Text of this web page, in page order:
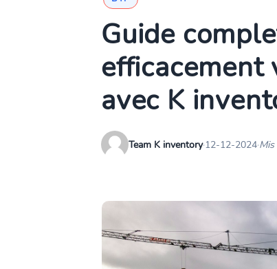
Guide
efficacement
avec K
Team K inventory·12-12-2024·